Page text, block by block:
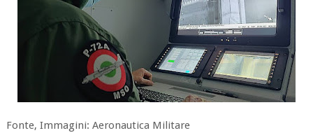
Fonte, Immagini: Aeronautica Militare